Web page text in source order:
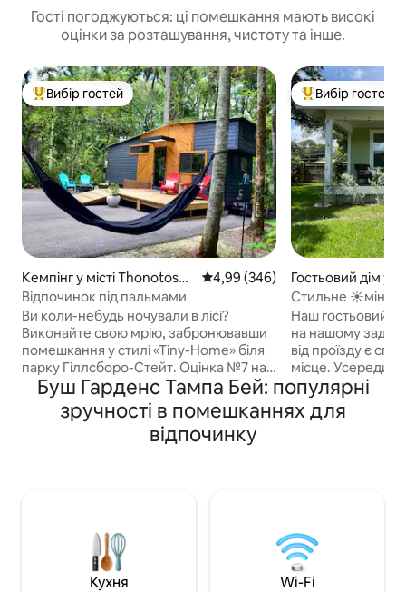
Гості погоджуються: ці помешкання мають високі
оцінки за розташування, чистоту та інше.
Топ вибір гостей
Вибір гостей
Кемпінг у місті Thonotosas
sa
Середня оцінка: 4,99 з 5,
4,99 (346)
Відпочинок під пальмами
Ви коли-небудь ночували в лісі?
Виконайте свою мрію, забронювавши
помешкання у стилі «Tiny-Home» біля
парку Гіллсборо-Стейт. Оцінка №7 на
PureWow як одне з 20 найкращих
зрубів Airbnb. Цей сучасний розкішний
мінібудинок було ретельно
спроєктовано, щоб відобразити
гурманів, душ, схожий на спа,
оптоволоконний 5G Wi-Fi, телевізор, а
також надзвичайно тихий кондиціонер
Топ вибір гостей
Вибір гостей
Гостьовий дім у
Стильне ☀міні-
стані в☀ 10
Наш гостьовий
на нашому
від проїзду є
місце.
кухня з новою
Samsung,
та сушильною
вінілові
поєднання
стиль старого
Буш Гарденс Тампа Бей: популярні
зручності в помешканнях для
відпочинку
Кухня Wi-Fi